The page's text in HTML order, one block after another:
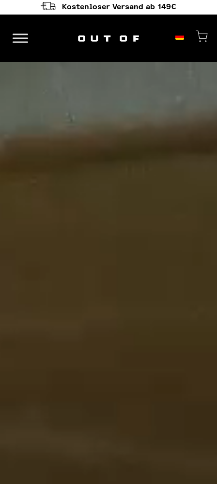
Kostenloser Versand ab 149€
Hauptnavigation